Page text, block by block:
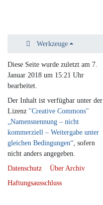
Werkzeuge
Diese Seite wurde zuletzt am 7.
Januar 2018 um 15:21 Uhr
bearbeitet.
Der Inhalt ist verfügbar unter der
Lizenz ''Creative Commons''
„Namensnennung – nicht
kommerziell – Weitergabe unter
gleichen Bedingungen“, sofern
nicht anders angegeben.
Datenschutz
Über Archiv
Haftungsausschluss